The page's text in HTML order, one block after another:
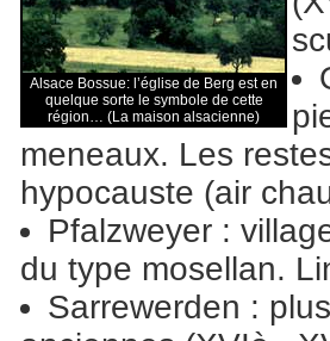
Alsace Bossue: l’église de Berg est en
quelque sorte le symbole de cette
région… (La maison alsacienne)
meneaux. Les
hypocauste (air
Pfalzweyer :
du type mosellan.
Sarrewerden :